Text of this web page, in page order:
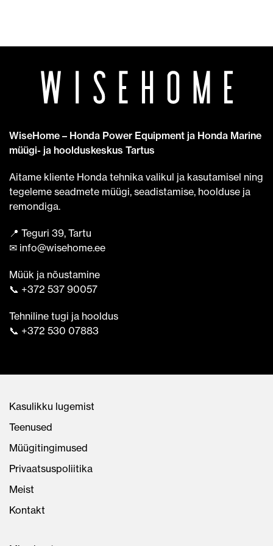
WiseHome – Honda Power Equipment ja Honda Marine
müügi- ja hoolduskeskus Tartus
Aitame kliente Honda tehnika valikul ja kasutamisel ning
tegeleme seadmete müügi, seadistamise, hoolduse ja
remondiga.
📍 Teguri 39, Tartu
✉ info@wisehome.ee
Müük ja nõustamine
📞 +372 537 90057
Tehniline tugi ja hooldus
📞 +372 530 07883
Kasulikku lugemist
Teenused
Müügitingimused
Privaatsuspoliitika
Meist
Kontakt